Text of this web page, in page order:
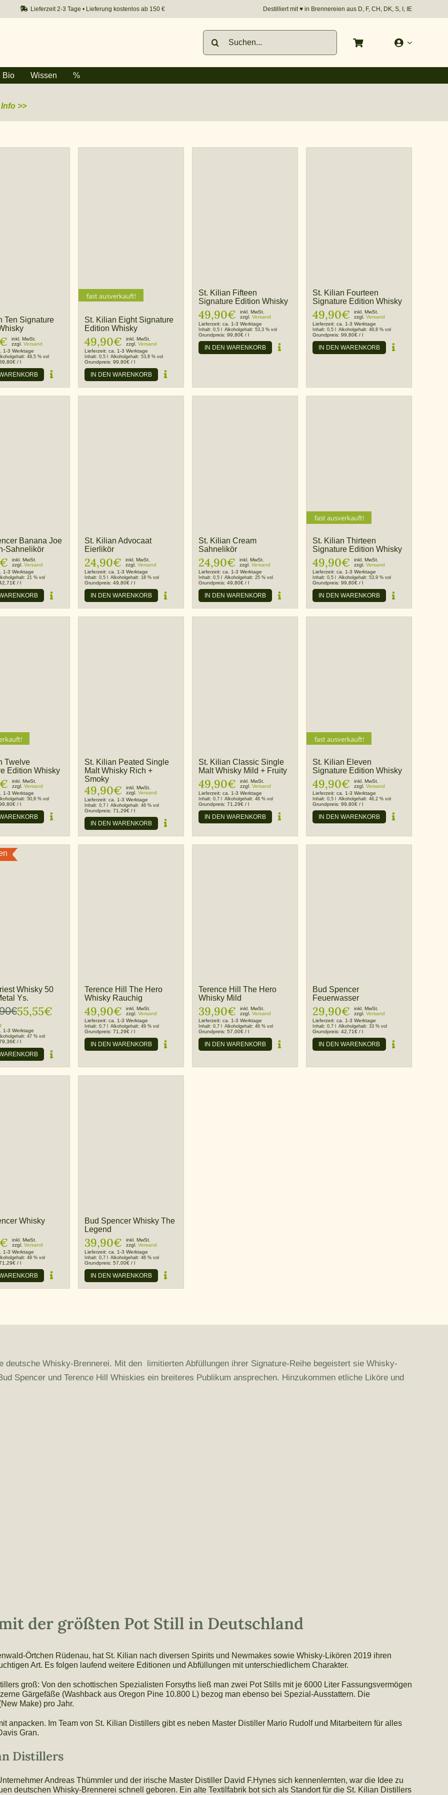
Lieferzeit 2-3 Tage • Lieferung kostenlos ab 150 € Destilliert mit♥︎ in Brennereien aus D, F, CH, DK, S, I, IE
Suche
nach:
Bio Wissen %
>>
Ten Signature
€
inkl. MwSt.
zzgl. Versand
1-3 Werktage
49,5 % vol
€ / l
fast ausverkauft!
St. Kilian Eight Signature
Edition Whisky
49,90€
inkl. MwSt.
zzgl. Versand
Lieferzeit: ca. 1-3 Werktage
Inhalt: 0,5 l Alkoholgehalt: 53,8 % vol
Grundpreis: 99,80€ / l
IN DEN WARENKORB
St. Kilian Fifteen
Signature Edition Whisky
49,90€
inkl. MwSt.
zzgl. Versand
Lieferzeit: ca. 1-3 Werktage
Inhalt: 0,5 l Alkoholgehalt: 53,3 % vol
Grundpreis: 99,80€ / l
IN DEN WARENKORB
St. Kilian Fourteen
Signature Edition Whisky
49,90€
inkl. MwSt.
zzgl. Versand
Lieferzeit: ca. 1-3 Werktage
Inhalt: 0,5 l Alkoholgehalt: 49,8 % vol
Grundpreis: 99,80€ / l
IN DEN WARENKORB
Banana Joe
Sahnelikör
€
inkl. MwSt.
zzgl. Versand
1-3 Werktage
21 % vol
€ /
St. Kilian Advocaat
Eierlikör
24,90€
inkl. MwSt.
zzgl. Versand
Lieferzeit: ca. 1-3 Werktage
Inhalt: 0,5 l Alkoholgehalt: 18 % vol
Grundpreis: 49,80€ /
IN DEN WARENKORB
St. Kilian Cream
Sahnelikör
24,90€
inkl. MwSt.
zzgl. Versand
Lieferzeit: ca. 1-3 Werktage
Inhalt: 0,5 l Alkoholgehalt: 25 % vol
Grundpreis: 49,80€ /
IN DEN WARENKORB
fast ausverkauft!
St. Kilian Thirteen
Signature Edition Whisky
49,90€
inkl. MwSt.
zzgl. Versand
Lieferzeit: ca. 1-3 Werktage
Inhalt: 0,5 l Alkoholgehalt: 53,9 % vol
Grundpreis: 99,80€ /
IN DEN WARENKORB
Twelve
Edition Whisky
€
inkl. MwSt.
zzgl. Versand
1-3 Werktage
50,8 % vol
€ / l
St. Kilian Peated Single
Malt Whisky Rich +
Smoky
49,90€
inkl. MwSt.
zzgl. Versand
Lieferzeit: ca. 1-3 Werktage
Inhalt: 0,7 l Alkoholgehalt: 46 % vol
Grundpreis: 71,29€ / l
IN DEN WARENKORB
St. Kilian Classic Single
Malt Whisky Mild + Fruity
49,90€
inkl. MwSt.
zzgl. Versand
Lieferzeit: ca. 1-3 Werktage
Inhalt: 0,7 l Alkoholgehalt: 46 % vol
Grundpreis: 71,29€ / l
IN DEN WARENKORB
fast ausverkauft!
St. Kilian Eleven
Signature Edition Whisky
49,90€
inkl. MwSt.
zzgl. Versand
Lieferzeit: ca. 1-3 Werktage
Inhalt: 0,5 l Alkoholgehalt: 46,2 % vol
Grundpreis: 99,80€ / l
IN DEN WARENKORB
Whisky 50
Ys.
€55,55€
1-3 Werktage
47 % vol
€ /
Terence Hill The Hero
Whisky Rauchig
49,90€
inkl. MwSt.
zzgl. Versand
Lieferzeit: ca. 1-3 Werktage
Inhalt: 0,7 l Alkoholgehalt: 49 % vol
Grundpreis: 71,29€ /
IN DEN WARENKORB
Terence Hill The Hero
Whisky Mild
39,90€
inkl. MwSt.
zzgl. Versand
Lieferzeit: ca. 1-3 Werktage
Inhalt: 0,7 l Alkoholgehalt: 46 % vol
Grundpreis: 57,00€ /
IN DEN WARENKORB
Bud Spencer
Feuerwasser
29,90€
inkl. MwSt.
zzgl. Versand
Lieferzeit: ca. 1-3 Werktage
Inhalt: 0,7 l Alkoholgehalt: 33 % vol
Grundpreis: 42,71€ /
IN DEN WARENKORB
Whisky
€
inkl. MwSt.
zzgl. Versand
1-3 Werktage
49 % vol
€ / l
Bud Spencer Whisky The
Legend
39,90€
inkl. MwSt.
zzgl. Versand
Lieferzeit: ca. 1-3 Werktage
Inhalt: 0,7 l Alkoholgehalt: 46 % vol
Grundpreis: 57,00€ / l
IN DEN WARENKORB
Whisky-Brennerei. Mit den limitierten Abfüllungen ihrer Signature-Reihe begeistert sie Whisky-
Spencer und Terence Hill Whiskies ein breiteres Publikum ansprechen. Hinzukommen etliche Liköre und
der größten Pot Still in Deutschland
Örtchen Rüdenau, hat St. Kilian nach diversen Spirits und Newmakes sowie Whisky-Likören 2019 ihren
Art. Es folgen laufend weitere Editionen und Abfüllungen mit unterschiedlichem Charakter.
groß: Von den schottischen Spezialisten Forsyths ließ man zwei Pot Stills mit je 6000 Liter Fassungsvermögen
Gärgefäße (Washback aus Oregon Pine 10.800 L) bezog man ebenso bei Spezial-Ausstattern. Die
Make) pro Jahr.
anpacken. Im Team von St. Kilian Distillers gibt es neben Master Distiller Mario Rudolf und Mitarbeitern für alles
Gran.
Distillers
Andreas Thümmler und der irische Master Distiller David F.Hynes sich kennenlernten, war die Idee zu
deutschen Whisky-Brennerei schnell geboren. Ein alte Textilfabrik bot sich als Standort für die St. Kilian Distillers